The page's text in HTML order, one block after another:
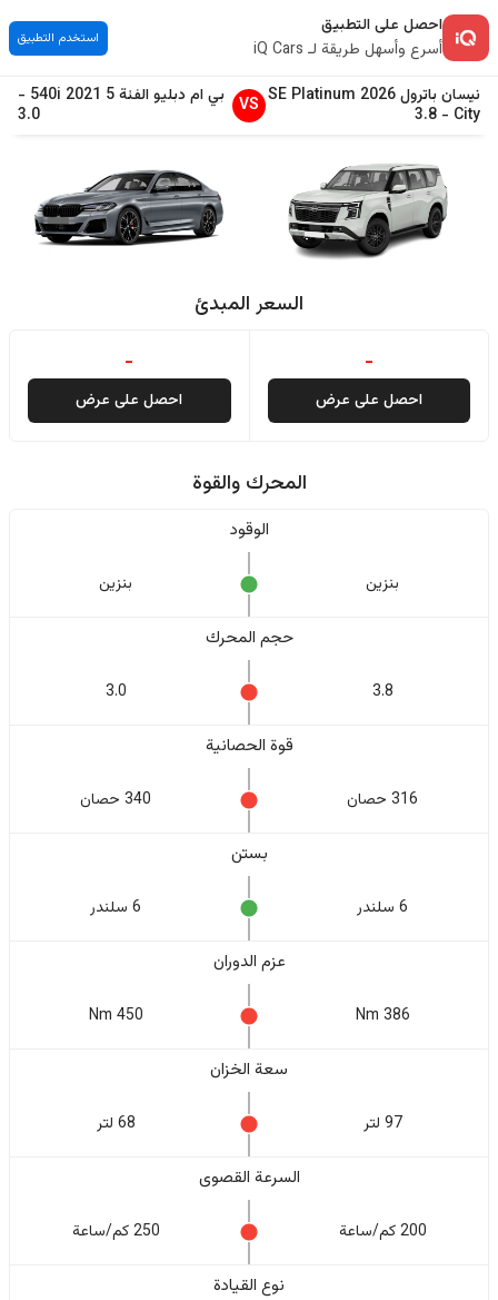
احصل على التطبيق
أسرع وأسهل طريقة لـ iQ Cars
استخدم التطبيق
نيسان باترول2026
SE Platinum
City
-
3.8
VS بي ام دبليوالفئة 5 2021
540i
-
3.0
السعر المبدئ
-
احصل على عرض
-
احصل على عرض
المحرك والقوة
الوقود
بنزين بنزين
حجم المحرك
3.8
3.0
قوة الحصانية
316 حصان 340 حصان
بستن
6 سلندر 6 سلندر
عزم الدوران
386 Nm
450 Nm
سعة الخزان
97 لتر 68 لتر
السرعة القصوى
200 كم/ساعة 250 كم/ساعة
نوع القيادة